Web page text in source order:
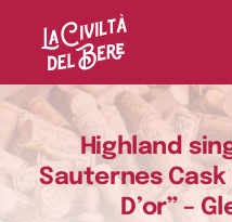
Highland
Sauternes Cask
D’or” –